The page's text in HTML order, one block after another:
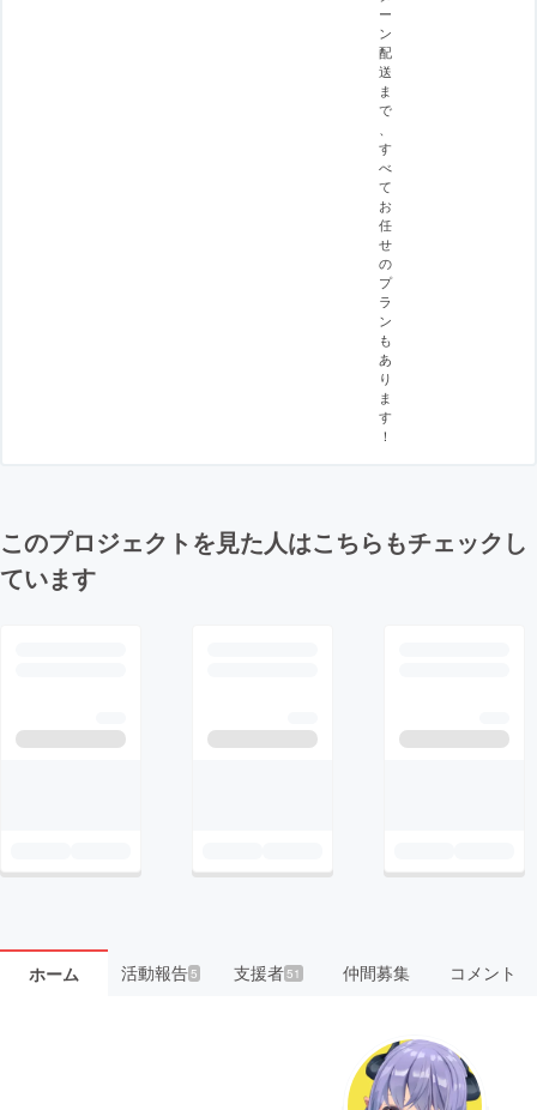
ー
ン
配
送
ま
で
す
べ
て
お
任
せ
の
プ
ラ
ン
も
あ
り
ま
す
！
このプロジェクトを見た人はこちらもチェックし
ています
ホーム 活動報告5 支援者51 仲間募集 コメント